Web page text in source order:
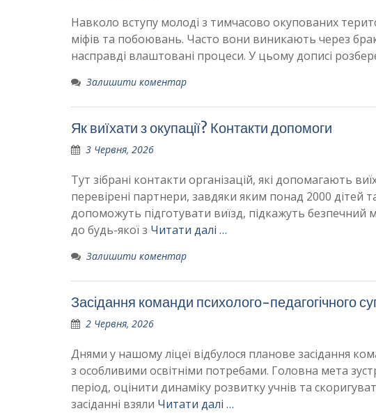
Навколо вступу молоді з тимчасово окупованих
міфів та побоювань. Часто вони виникають через
насправді влаштовані процеси. У цьому дописі
Залишити коментар
Як виїхати з окупації? Контакти допомоги
3 Червня, 2026
Тут зібрані контакти організацій, які допомагають
перевірені партнери, завдяки яким понад 2000 дітей
допоможуть підготувати виїзд, підкажуть безпечний
до будь-якої з Читати далі …
Залишити коментар
Засідання команди психолого-педагогічного
2 Червня, 2026
Днями у нашому ліцеї відбулося планове засідання
з особливими освітніми потребами. Головна мета
період, оцінити динаміку розвитку учнів та
засіданні взяли Читати далі …